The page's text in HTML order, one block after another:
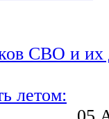
СВО и их